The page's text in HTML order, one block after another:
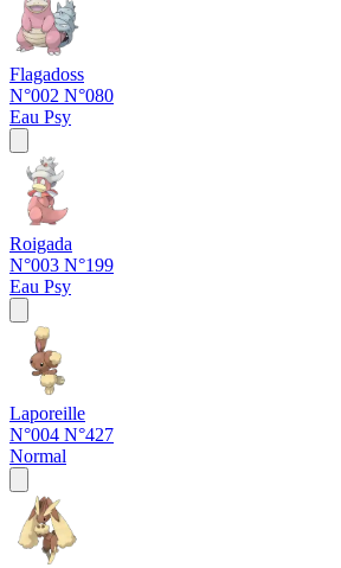
Flagadoss
N°002 N°080
Eau Psy
Roigada
N°003 N°199
Eau Psy
Laporeille
N°004 N°427
Normal